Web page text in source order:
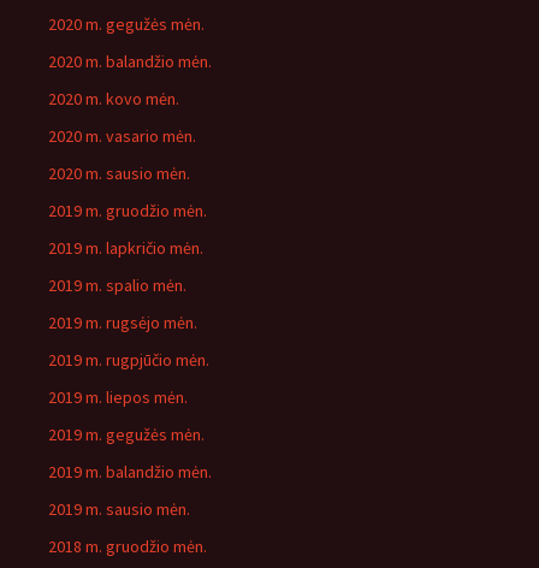
2020 m. gegužės mėn.
2020 m. balandžio mėn.
2020 m. kovo mėn.
2020 m. vasario mėn.
2020 m. sausio mėn.
2019 m. gruodžio mėn.
2019 m. lapkričio mėn.
2019 m. spalio mėn.
2019 m. rugsėjo mėn.
2019 m. rugpjūčio mėn.
2019 m. liepos mėn.
2019 m. gegužės mėn.
2019 m. balandžio mėn.
2019 m. sausio mėn.
2018 m. gruodžio mėn.